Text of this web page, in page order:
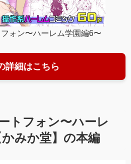
ォン〜ハーレム学園編6〜
詳細はこちら
トフォン〜ハーレ
みか堂】の本編